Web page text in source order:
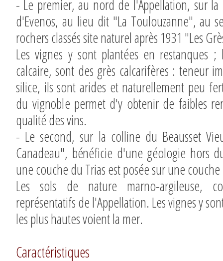
- Le premier, au nord de l'Appellation, sur
d'Evenos, au lieu dit "La Toulouzanne", au
rochers classés site naturel après 1931 "Les
Les vignes y sont plantées en restanques
calcaire, sont des grès calcarifères : teneur
silice, ils sont arides et naturellement peu
du vignoble permet d'y obtenir de faibles
qualité des vins.
- Le second, sur la colline du Beausset
Canadeau", bénéficie d'une géologie hors
une couche du Trias est posée sur une
Les sols de nature marno-argileuse,
représentatifs de l'Appellation. Les vignes y
les plus hautes voient la mer.
Caractéristiques